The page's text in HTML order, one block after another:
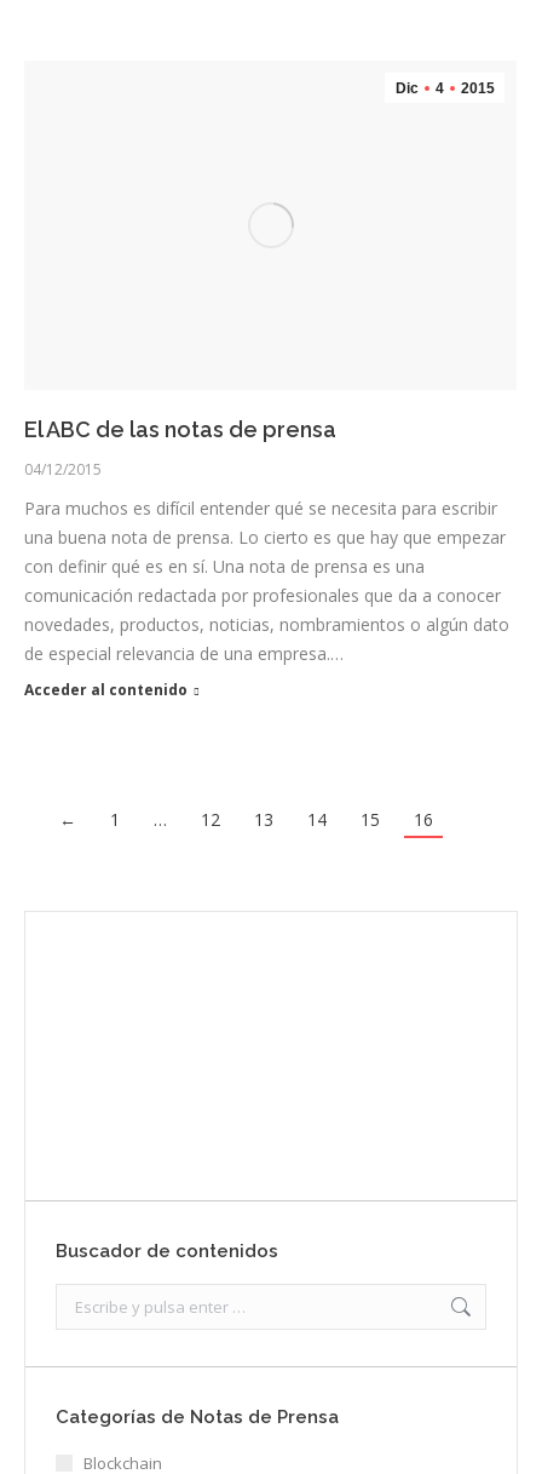
Dic 4 2015
El ABC de las notas de prensa
04/12/2015
Para muchos es difícil entender qué se necesita para escribir
una buena nota de prensa. Lo cierto es que hay que empezar
con definir qué es en sí. Una nota de prensa es una
comunicación redactada por profesionales que da a conocer
novedades, productos, noticias, nombramientos o algún dato
de especial relevancia de una empresa.…
Acceder al contenido
← 1 … 12 13 14 15 16
Buscador de contenidos
Categorías de Notas de Prensa
Blockchain